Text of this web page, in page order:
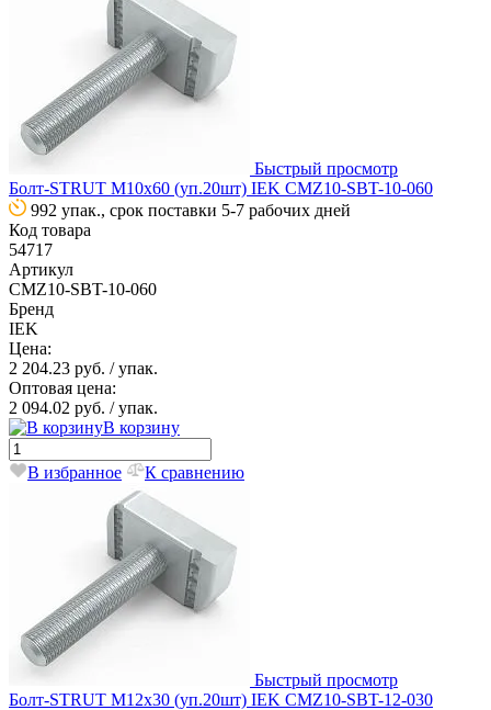
Быстрый просмотр
Болт-STRUT М10х60 (уп.20шт) IEK CMZ10-SBT-10-060
992 упак., срок поставки 5-7 рабочих дней
Код товара
54717
Артикул
CMZ10-SBT-10-060
Бренд
IEK
Цена:
2 204.23 руб. / упак.
Оптовая цена:
2 094.02 руб. / упак.
В корзину
В избранное К сравнению
Быстрый просмотр
Болт-STRUT М12х30 (уп.20шт) IEK CMZ10-SBT-12-030